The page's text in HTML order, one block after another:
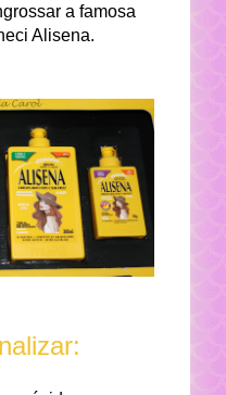
a famosa
Alisena.